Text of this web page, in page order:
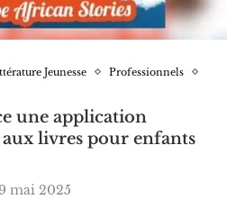
Jeunesse
Professionnels
une application
livres pour enfants
mai 2025